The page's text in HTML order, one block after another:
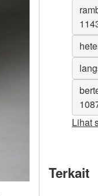
Lihat
Terkait